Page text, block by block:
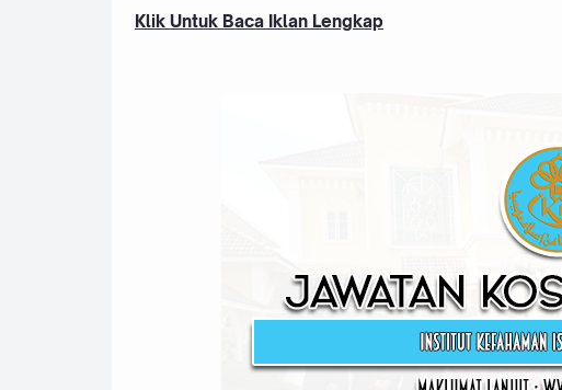
Klik Untuk Baca Iklan Lengkap